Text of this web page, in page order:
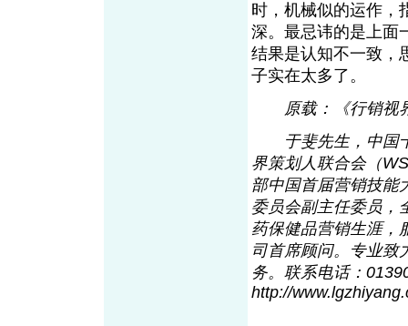
时，机械似的运作，
深。最忌讳的是上面
结果是认知不一致，
子实在太多了。
原载：《行销视
于斐先生，中国十
界策划人联合会（
部中国首届营销技能
委员会副主任委员，
药保健品营销生涯，
司首席顾问。专业致
务。联系电话：
http://www.lgzhiyang